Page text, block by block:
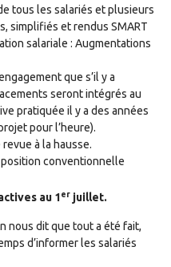
tous les salariés et plusieurs
simplifiés et rendus SMART
salariale : Augmentations
que s’il y a
seront intégrés au
pratiquée il y a des années
pour l’heure).
à la hausse.
conventionnelle
au 1er juillet.
nous dit que tout a été fait,
d’informer les salariés